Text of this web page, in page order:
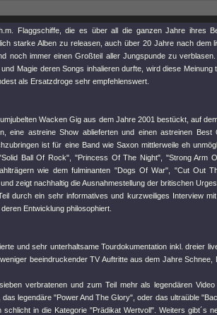
Flaggschiffe, die es über all die ganzen Jahre ihres
starke Alben zu releasen, auch über 20 Jahre nach dem
noch immer einen Großteil aller Jungspunde zu verblasen.
Magie deren Songs inhalieren durfte, wird diese Meinung
als Ersatzdroge sehr empfehlenswert.
Wacken Gig aus dem Jahre 2001 bestückt, auf
eine astreine Show ablieferten und einen astreinen
ist für eine Band wie Saxon mittlerweile eh
Ball Of Rock" "Princess Of The Night", "Strong Arm
wie dem fulminanten "Dogs Of War" "Cut Out
zeigt nachhaltig die Ausnahmestellung der britischen
durch ein sehr informatives und kurzweiliges Interview
Entwicklung philosophiert.
und sehr unterhaltsame Tourdokumentation inkl. dreier
beeindruckender TV Auftritte aus dem Jahre Schnee,
verbratenen und zum Teil mehr als legendären
das legendäre "Power And The Glory" , oder das ultraüble
in die Kategorie "Prädikat Wertvoll". Weiters gibt´s